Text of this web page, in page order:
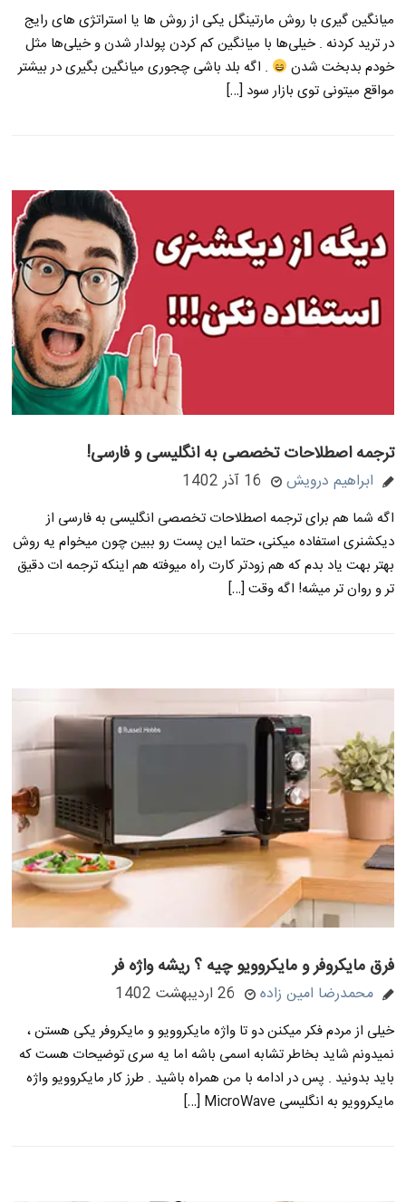
میانگین گیری با روش مارتینگل یکی از روش ها یا استراتژی های رایج
در ترید کردنه . خیلی‌ها با میانگین کم کردن پولدار شدن و خیلی‌ها مثل
خودم بدبخت شدن
. اگه بلد باشی چجوری میانگین بگیری در بیشتر
مواقع میتونی توی بازار سود […]
ترجمه اصطلاحات تخصصی به انگلیسی و فارسی!
ابراهیم درویش 16 آذر 1402
اگه شما هم برای ترجمه اصطلاحات تخصصی انگلیسی به فارسی از
دیکشنری استفاده میکنی، حتما این پست رو ببین چون میخوام یه روش
بهتر بهت یاد بدم که هم زودتر کارت راه میوفته هم اینکه ترجمه ات دقیق
تر و روان تر میشه! اگه وقت […]
فرق مایکروفر و مایکروویو چیه ؟ ریشه واژه فر
محمدرضا امین زاده 26 اردیبهشت 1402
خیلی از مردم فکر میکنن دو تا واژه مایکروویو و مایکروفر یکی هستن ،
نمیدونم شاید بخاطر تشابه اسمی باشه اما یه سری توضیحات هست که
باید بدونید . پس در ادامه با من همراه باشید . طرز کار مایکروویو واژه
مایکروویو به انگلیسی MicroWave […]